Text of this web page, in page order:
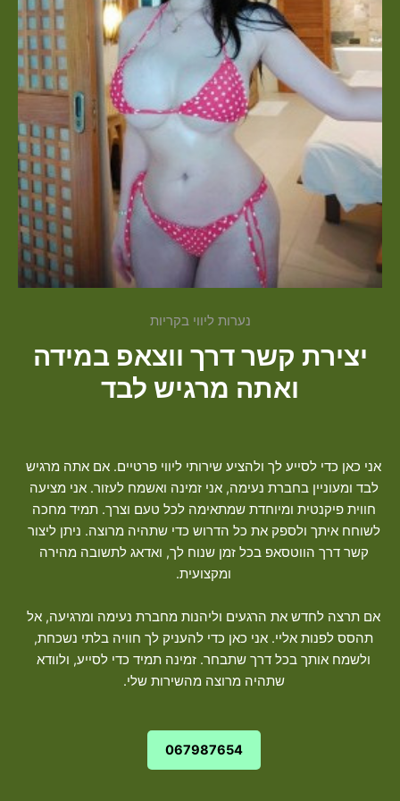
נערות ליווי בקריות
יצירת קשר דרך ווצאפ במידה
ואתה מרגיש לבד
אני כאן כדי לסייע לך ולהציע שירותי ליווי פרטיים. אם אתה מרגיש
לבד ומעוניין בחברת נעימה, אני זמינה ואשמח לעזור. אני מציעה
חווית פיקנטית ומיוחדת שמתאימה לכל טעם וצרך. תמיד מחכה
לשוחח איתך ולספק את כל הדרוש כדי שתהיה מרוצה. ניתן ליצור
קשר דרך הווטסאפ בכל זמן שנוח לך, ואדאג לתשובה מהירה
ומקצועית.
אם תרצה לחדש את הרגעים וליהנות מחברת נעימה ומרגיעה, אל
תהסס לפנות אליי. אני כאן כדי להעניק לך חוויה בלתי נשכחת,
ולשמח אותך בכל דרך שתבחר. זמינה תמיד כדי לסייע, ולוודא
שתהיה מרוצה מהשירות שלי.
067987654